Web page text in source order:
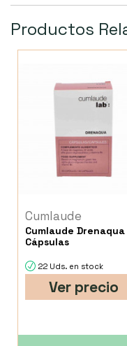
Productos
Cumlaude
Cumlaude
Cápsulas
22 Uds. en stock
Ver precio